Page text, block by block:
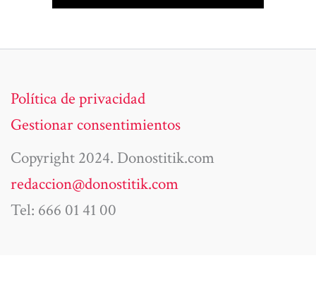
Política de privacidad
Gestionar consentimientos
Copyright 2024. Donostitik.com
redaccion@donostitik.com
Tel: 666 01 41 00